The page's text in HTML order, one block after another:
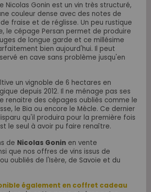
Nicolas Gonin est un vin très structuré,
couleur dense avec des notes de
fraise et de réglisse. Un peu rustique
le cépage Persan permet de produire
de longue garde et ce millésime
bien aujourd'hui. Il peut
en cave sans problème jusqu'en
un vignoble de 6 hectares en
depuis 2012. Il ne ménage pas ses
renaitre des cépages oubliés comme le
le Bia ou encore le Mècle. Ce dernier
qu'il produira pour la première fois
le seul à avoir pu faire renaître.
de Nicolas Gonin en vente
que nos offres de vins issus de
ou oubliés de l'Isère, de Savoie et du
également en coffret cadeau